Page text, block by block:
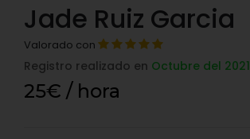
Jade Ruiz Garcia
Valorado con
Registro realizado en Octubre del 2021
25€ / hora